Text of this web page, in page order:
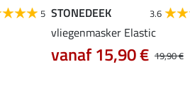
5 STONEDEEK 3.6
vliegenmasker Elastic
19,90 €
vanaf 15,90 €